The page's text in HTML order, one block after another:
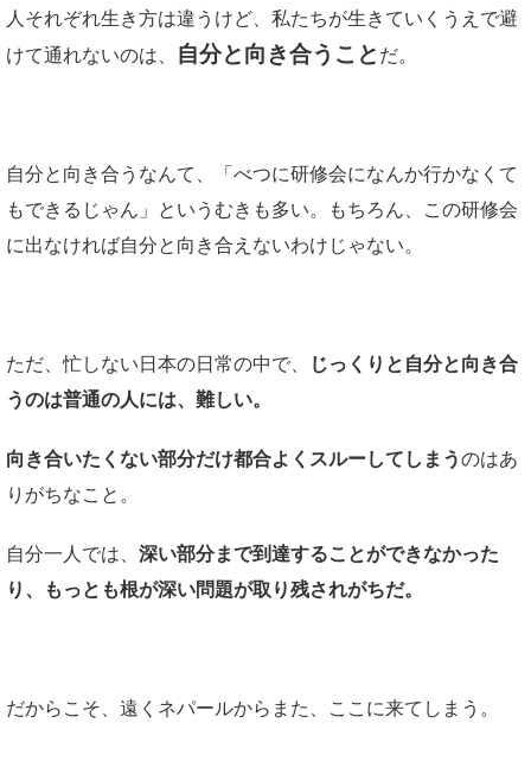
人それぞれ生き方は違うけど、私たちが生きていくうえで避
けて通れないのは、
自分と向き合うこと だ。
自分と向き合うなんて、「べつに研修会になんか行かなくて
もできるじゃん」というむきも多い。もちろん、この研修会
に出なければ自分と向き合えないわけじゃない。
ただ、忙しない日本の日常の中で、
じっくりと自分と向き合
うのは普通の人には、難しい。
向き合いたくない部分だけ都合よくスルーしてしまうのはあ
りがちなこと。
自分一人では、 深い部分まで到達することができなかった
り、もっとも根が深い問題が取り残されがちだ。
だからこそ、遠くネパールからまた、ここに来てしまう。